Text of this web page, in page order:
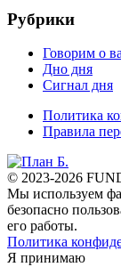
Рубрики
Говорим о
Дно дня
Сигнал дня
Политика
Правила
© 2023-2026
Мы используем
безопасно
его работы.
Политика
Я принимаю